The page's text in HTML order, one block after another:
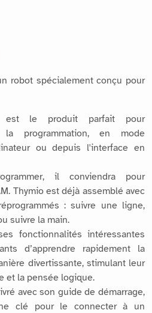
robot spécialement conçu pour
est le produit parfait pour
la programmation, en mode
ou depuis l'interface en
il conviendra pour
Thymio est déjà assemblé avec
: suivre une ligne,
suivre la main.
fonctionnalités intéressantes
d’apprendre rapidement la
divertissante, stimulant leur
et la pensée logique.
avec son guide de démarrage,
clé pour le connecter à un